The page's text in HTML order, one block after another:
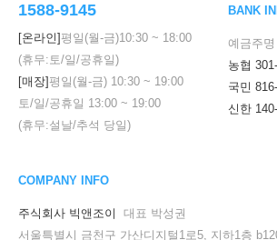
1588-9145
[온라인] 평일(월-금)10:30 ~ 18:00
(휴무:토/일/공휴일)
[매장] 평일(월-금) 10:30 ~ 19:00
토/일/공휴일 13:00 ~ 19:00
(휴무:설날/추석 당일)
BANK
예금주명
농협
국민
신한
COMPANY INFO
주식회사 빅앤조이
대표 박성권
서울특별시 금천구 가산디지털1로5, 지하1층